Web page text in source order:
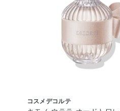
コスメデコルテ